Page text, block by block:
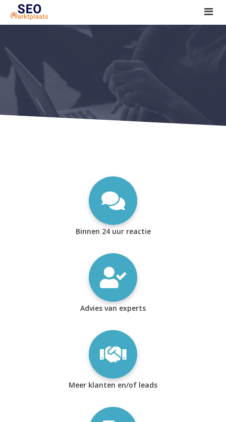
SEO tools reviews
Marketeer bij jou in de buurt?
Offerte
1. Seo voor beginners +
2. Onderzoeken +
Binnen 24 uur reactie
Advies van experts
Meer klanten en/of leads